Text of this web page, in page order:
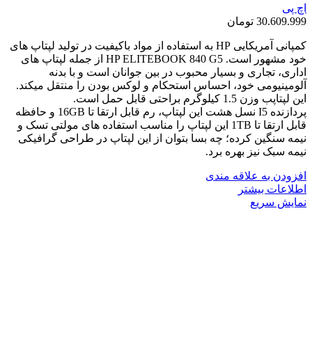
اچ پی
30.609.999 تومان
کمپانی آمریکایی HP به استفاده از مواد باکیفیت در تولید لپتاپ های
خود مشهور است. HP ELITEBOOK 840 G5 از جمله لپتاپ های
اداری، تجاری و بسیار محبوب در بین جوانان است و با بدنه
آلومینیومی خود، احساس استحکام و لوکس بودن را منتقل میکند.
این لپتاپب وزن 1.5 کیلوگرم براحتی قابل حمل است.
پردازنده I5 نسل هشت این لپتاپ، رم قابل ارتقا تا 16GB و حافظه
قابل ارتقا تا 1TB این لپتاپ را مناسب استفاده های مولتی تسک و
نیمه سنگین کرده؛ چه بسا بتوان از این لپتاپ در طراحی گرافیکی
نیمه سبک نیز بهره برد.
افزودن به علاقه مندی
اطلاعات بیشتر
نمایش سریع